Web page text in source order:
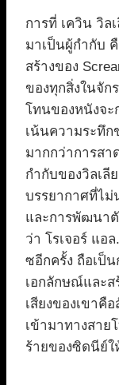
การที่ เควิน วิล
มาเป็นผู้กำกับ
สร้างของ
ของทุกสิ่งในจัก
โทนของหนังจะ
เน้นความระทึก
มากกว่าการสา
กำกับของวิลเลี
บรรยากาศที่ไ
และการพัฒนา
ว่า โรเจอร์ แอ
ซอีกครั้ง ถือเป็
เอกลักษณ์และส
เสียงของเขา
เข้ามาทางสาย
ร้ายของซิดนีย์